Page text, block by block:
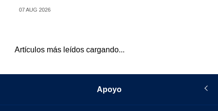
07 AUG 2026
Artículos más leídos cargando...
Apoyo